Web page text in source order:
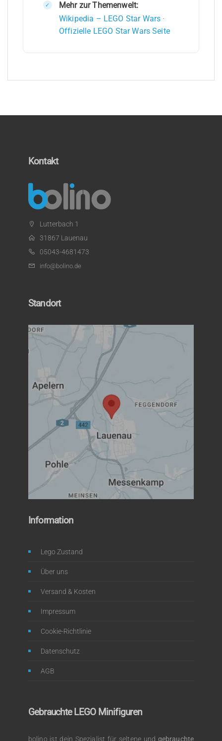
Mehr zur Themenwelt:
Wikipedia – LEGO Star Wars ·
Offizielle LEGO Star Wars Seite
Kontakt
Lutterbach 1
31867 Lauenau
05043-4681473
info@bolino.de
Standort
Information
Lego Zustand
Über uns
Versand & Kosten
Impressum
Cookie-Richtlinie
Datenschutz
AGB
Gebrauchte LEGO Minifiguren